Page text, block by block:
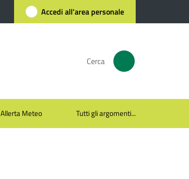
Accedi all'area personale
Cerca
Allerta Meteo Tutti gli argomenti...